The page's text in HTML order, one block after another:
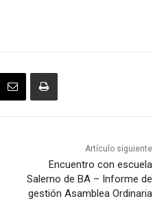
Artículo siguiente
Encuentro con escuela
Salerno de BA – Informe de
gestión Asamblea Ordinaria